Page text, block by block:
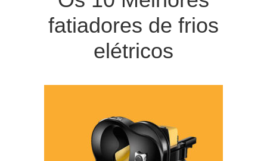
fatiadores de frios
elétricos